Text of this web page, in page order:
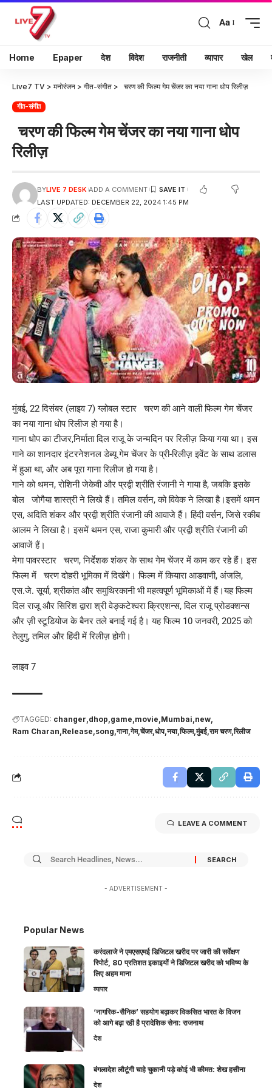
Aa
Home Epaper देश विदेश राजनीती व्यापार खेल
Live7 TV > मनोरंजन > गीत-संगीत > चरण की फिल्म गेम चेंजर का नया गाना धोप रिलीज़
गीत-संगीत
चरण की फिल्म गेम चेंजर का नया गाना धोप
रिलीज़
LAST UPDATED: DECEMBER 22, 2024 1:45 PM
BYLIVE 7 DESK ADD A COMMENT
मुंबई, 22 दिसंबर (लाइव 7) ग्लोबल स्टार चरण की आने वाली फिल्म गेम चेंजर
का नया गाना धोप रिलीज हो गया है।
गाना धोप का टीजर,निर्माता दिल राजू के जन्मदिन पर रिलीज़ किया गया था। इस
गाने का शानदार इंटरनेशनल डेब्यू गेम चेंजर के प्री-रिलीज़ इवेंट के साथ डलास
में हुआ था, और अब पूरा गाना रिलीज हो गया है।
गाने को थमन, रोशिनी जेकेवी और प्रद्वी श्रीति रंजानी ने गाया है, जबकि इसके
बोल जोगैया शास्त्री ने लिखे हैं। तमिल वर्सन, को विवेक ने लिखा है।इसमें थमन
एस, अदिति शंकर और प्रद्वी श्रीति रंजानी की आवाजे हैं। हिंदी वर्सन, जिसे रकीब
आलम ने लिखा है। इसमें थमन एस, राजा कुमारी और प्रद्वी श्रीति रंजानी की
आवाजें हैं।
मेगा पावरस्टार चरण, निर्देशक शंकर के साथ गेम चेंजर में काम कर रहे हैं। इस
फिल्म में चरण दोहरी भूमिका में दिखेंगे। फिल्म में कियारा आडवाणी, अंजलि,
एस.जे. सूर्या, श्रीकांत और समुथिरकानी भी महत्वपूर्ण भूमिकाओं में हैं।यह फिल्म
दिल राजू और सिरिश द्वारा श्री वेङ्कटेश्वरा क्रिएशन्स, दिल राजू प्रोडक्शन्स
और ज़ी स्टूडियोज के बैनर तले बनाई गई है। यह फिल्म 10 जनवरी, 2025 को
तेलुगु, तमिल और हिंदी में रिलीज़ होगी।
लाइव 7
TAGGED: changer dhop game movie Mumbai new
Ram Charan Release song गाना गेम चेंजर धोप नया फिल्म मुंबई राम चरण रिलीज
LEAVE A COMMENT
- ADVERTISEMENT -
Popular News
करंदलाजे ने एमएसएमई डिजिटल खरीद पर जारी की सर्वेक्षण
रिपोर्ट, 80 प्रतिशत इकाइयों ने डिजिटल खरीद को भविष्य के
लिए अहम माना
व्यापार
‘नागरिक-सैनिक’ सहयोग बढ़ाकर विकसित भारत के विजन
को आगे बढ़ा रही है प्रादेशिक सेना: राजनाथ
देश
बंगलादेश लौटूंगी चाहे चुकानी पड़े कोई भी कीमत: शेख हसीना
देश